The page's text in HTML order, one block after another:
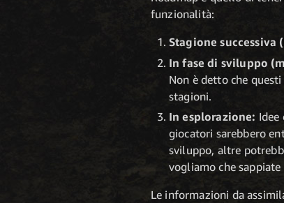
funzionalità:
Stagione successiva
In fase di sviluppo
Non è detto che
stagioni.
In esplorazione:
giocatori sarebbero
sviluppo, altre
vogliamo che
Le informazioni da